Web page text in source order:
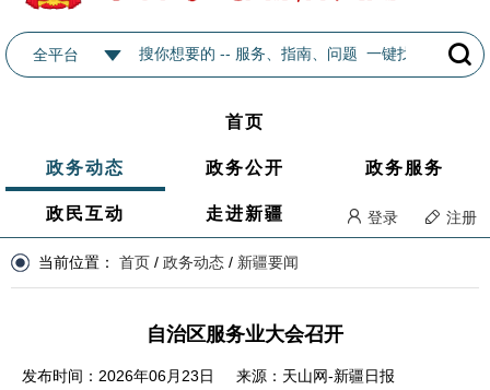
全平台
首页
政务动态 政务公开 政务服务
政民互动 走进新疆 登录 注册
当前位置： 首页 / 政务动态 / 新疆要闻
自治区服务业大会召开
发布时间：2026年06月23日 来源：天山网-新疆日报